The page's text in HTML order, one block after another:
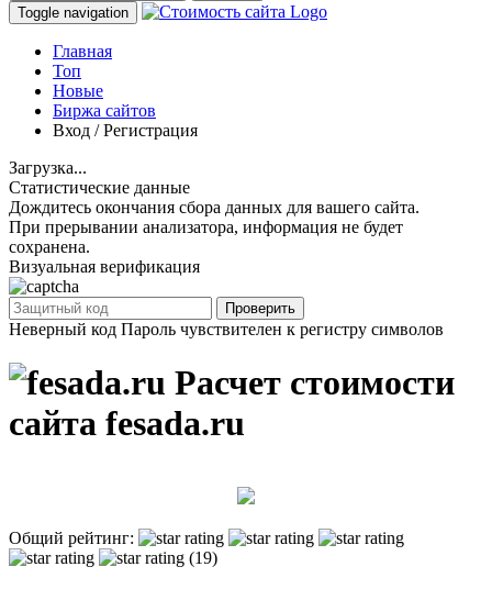
Toggle navigation
Главная
Топ
Новые
Биржа сайтов
Вход / Регистрация
Загрузка...
Статистические данные
Дождитесь окончания сбора данных для вашего сайта.
При прерывании анализатора, информация не будет
сохранена.
Визуальная верификация
Проверить
Неверный код Пароль чувствителен к регистру символов
Расчет стоимости
сайта fesada.ru
Общий рейтинг:
(19)